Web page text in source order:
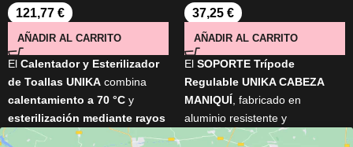
121,77 €
AÑADIR AL CARRITO
El Calentador y Esterilizador
de Toallas UNIKA combina
calentamiento a 70 °C y
esterilización mediante rayos
para mantener las toallas
37,25 €
AÑADIR AL CARRITO
El SOPORTE Trípode
Regulable UNIKA CABEZA
MANIQUÍ , fabricado en
aluminio resistente y
anticorrosión. Altura regulable